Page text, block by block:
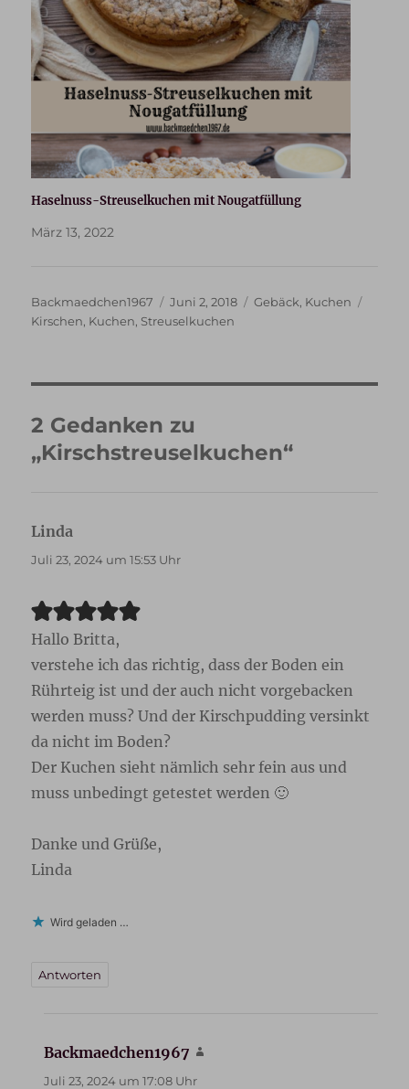
Haselnuss-Streuselkuchen mit Nougatfüllung
März 13, 2022
Autor
Backmaedchen1967
Veröffentlicht
am
Juni 2, 2018 Kategorien
Gebäck, Kuchen
Kirschen, Kuchen, Streuselkuchen
2 Gedanken zu
„Kirschstreuselkuchen“
Linda
Juli 23, 2024 um 15:53 Uhr
Hallo Britta,
verstehe ich das richtig, dass der Boden ein
Rührteig ist und der auch nicht vorgebacken
werden muss? Und der Kirschpudding versinkt
da nicht im Boden?
Der Kuchen sieht nämlich sehr fein aus und
muss unbedingt getestet werden 🙂
Danke und Grüße,
Linda
Wird geladen …
Antworten
Backmaedchen1967
Juli 23, 2024 um 17:08 Uhr